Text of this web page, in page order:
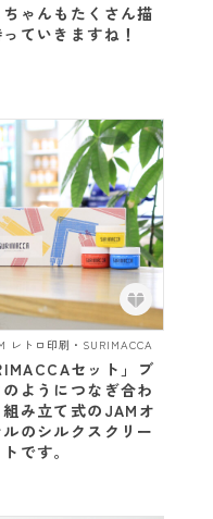
ちゃんもたくさん描
ていきますね！
レトロ印刷・SURIMACCA
セット」ブ
のようにつなぎ合わ
み立て式のJAMオ
ルのシルクスクリー
です。